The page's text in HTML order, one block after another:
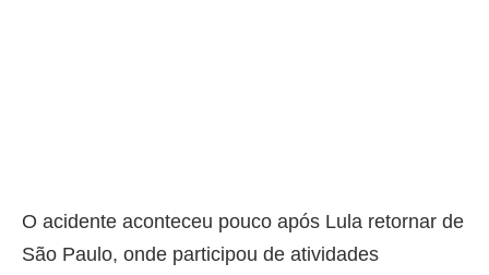
O acidente aconteceu pouco após Lula retornar de
São Paulo, onde participou de atividades